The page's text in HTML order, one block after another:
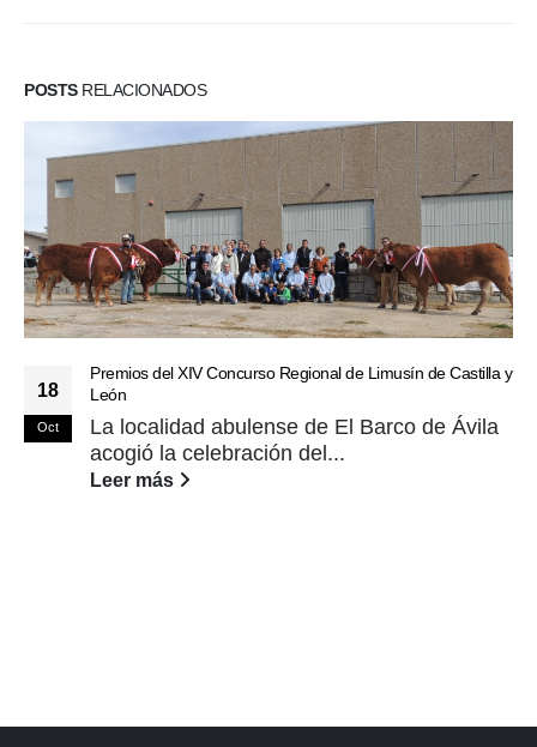
POSTSRELACIONADOS
18
Oct
Premios del XIV Concurso Regional de Limusín de Castilla y
León
La localidad abulense de El Barco de Ávila
acogió la celebración del...
Leer más